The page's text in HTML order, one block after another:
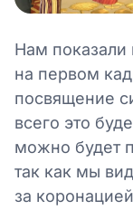
Нам показали
на первом
посвящение
всего это
можно будет
так как мы
за